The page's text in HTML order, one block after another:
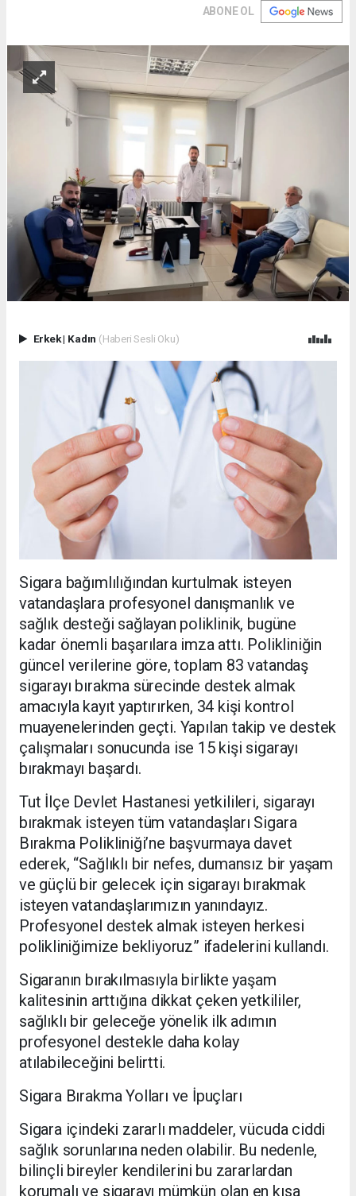
ABONE OL
Erkek| Kadın (Haberi Sesli Oku)
Sigara bağımlılığından kurtulmak isteyen
vatandaşlara profesyonel danışmanlık ve
sağlık desteği sağlayan poliklinik, bugüne
kadar önemli başarılara imza attı. Polikliniğin
güncel verilerine göre, toplam 83 vatandaş
sigarayı bırakma sürecinde destek almak
amacıyla kayıt yaptırırken, 34 kişi kontrol
muayenelerinden geçti. Yapılan takip ve destek
çalışmaları sonucunda ise 15 kişi sigarayı
bırakmayı başardı.
Tut İlçe Devlet Hastanesi yetkilileri, sigarayı
bırakmak isteyen tüm vatandaşları Sigara
Bırakma Polikliniği’ne başvurmaya davet
ederek, “Sağlıklı bir nefes, dumansız bir yaşam
ve güçlü bir gelecek için sigarayı bırakmak
isteyen vatandaşlarımızın yanındayız.
Profesyonel destek almak isteyen herkesi
polikliniğimize bekliyoruz” ifadelerini kullandı.
Sigaranın bırakılmasıyla birlikte yaşam
kalitesinin arttığına dikkat çeken yetkililer,
sağlıklı bir geleceğe yönelik ilk adımın
profesyonel destekle daha kolay
atılabileceğini belirtti.
Sigara Bırakma Yolları ve İpuçları
Sigara içindeki zararlı maddeler, vücuda ciddi
sağlık sorunlarına neden olabilir. Bu nedenle,
bilinçli bireyler kendilerini bu zararlardan
korumalı ve sigarayı mümkün olan en kısa